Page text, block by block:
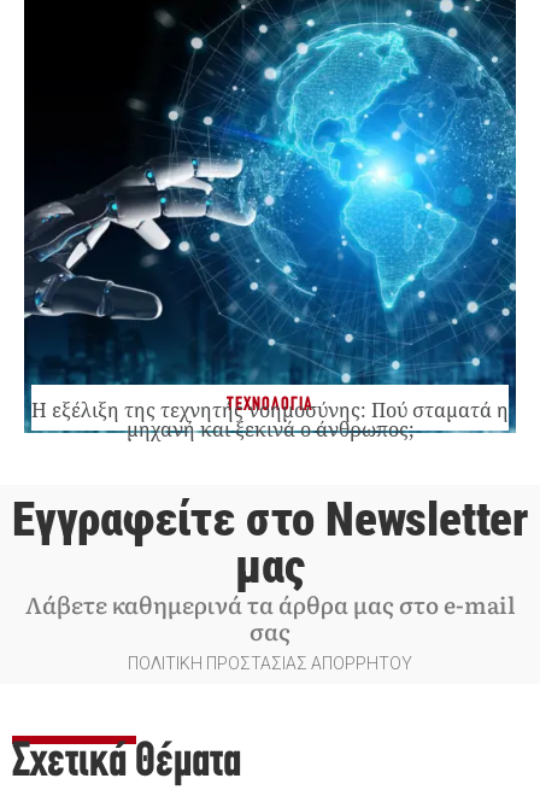
ΤΕΧΝΟΛΟΓΙΑ
Η εξέλιξη της τεχνητής νοημοσύνης: Πού σταματά η
μηχανή και ξεκινά ο άνθρωπος;
Εγγραφείτε στο Newsletter
μας
Λάβετε καθημερινά τα άρθρα μας στο e-mail
σας
ΠΟΛΙΤΙΚΗ ΠΡΟΣΤΑΣΙΑΣ ΑΠΟΡΡΗΤΟΥ
Σχετικά Θέματα